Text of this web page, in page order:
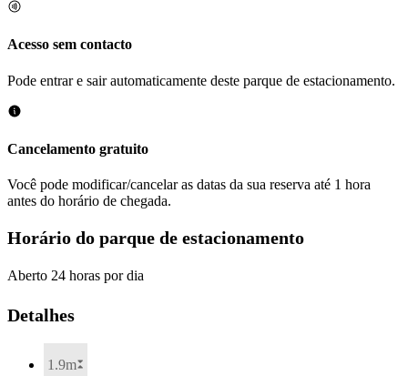
Acesso sem contacto
Pode entrar e sair automaticamente deste parque de estacionamento.
Cancelamento gratuito
Você pode modificar/cancelar as datas da sua reserva até 1 hora
antes do horário de chegada.
Horário do parque de estacionamento
Aberto 24 horas por dia
Detalhes
1.9m